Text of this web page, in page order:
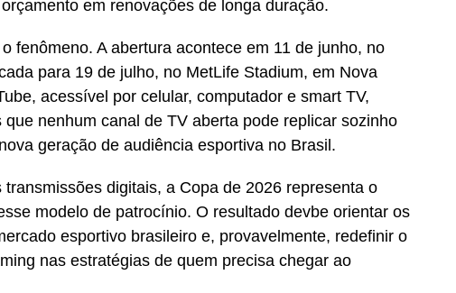
em renovações de longa duração.
fenômeno. A abertura acontece em 11 de junho, no
para 19 de julho, no MetLife Stadium, em Nova
acessível por celular, computador e smart TV,
nenhum canal de TV aberta pode replicar sozinho
geração de audiência esportiva no Brasil.
digitais, a Copa de 2026 representa o
modelo de patrocínio. O resultado devbe orientar os
esportivo brasileiro e, provavelmente, redefinir o
nas estratégias de quem precisa chegar ao